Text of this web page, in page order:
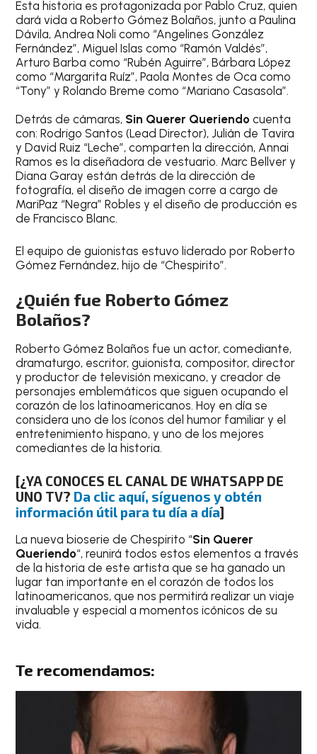
Esta historia es protagonizada por Pablo Cruz, quien
dará vida a Roberto Gómez Bolaños, junto a Paulina
Dávila, Andrea Noli como “Angelines González
Fernández”, Miguel Islas como “Ramón Valdés”,
Arturo Barba como “Rubén Aguirre”, Bárbara López
como “Margarita Ruíz”, Paola Montes de Oca como
“Tony” y Rolando Breme como “Mariano Casasola”.
Detrás de cámaras, Sin Querer Queriendo cuenta
con: Rodrigo Santos (Lead Director), Julián de Tavira
y David Ruiz “Leche”, comparten la dirección, Annai
Ramos es la diseñadora de vestuario. Marc Bellver y
Diana Garay están detrás de la dirección de
fotografía, el diseño de imagen corre a cargo de
MariPaz “Negra” Robles y el diseño de producción es
de Francisco Blanc.
El equipo de guionistas estuvo liderado por Roberto
Gómez Fernández, hijo de “Chespirito”.
¿Quién fue Roberto Gómez
Bolaños?
Roberto Gómez Bolaños fue un actor, comediante,
dramaturgo, escritor, guionista, compositor, director
y productor de televisión mexicano, y creador de
personajes emblemáticos que siguen ocupando el
corazón de los latinoamericanos. Hoy en día se
considera uno de los íconos del humor familiar y el
entretenimiento hispano, y uno de los mejores
comediantes de la historia.
[¿YA CONOCES EL CANAL DE WHATSAPP DE
UNO TV? Da clic aquí, síguenos y obtén
información útil para tu día a día]
La nueva bioserie de Chespirito “Sin Querer
Queriendo“, reunirá todos estos elementos a través
de la historia de este artista que se ha ganado un
lugar tan importante en el corazón de todos los
latinoamericanos, que nos permitirá realizar un viaje
invaluable y especial a momentos icónicos de su
vida.
Te recomendamos: